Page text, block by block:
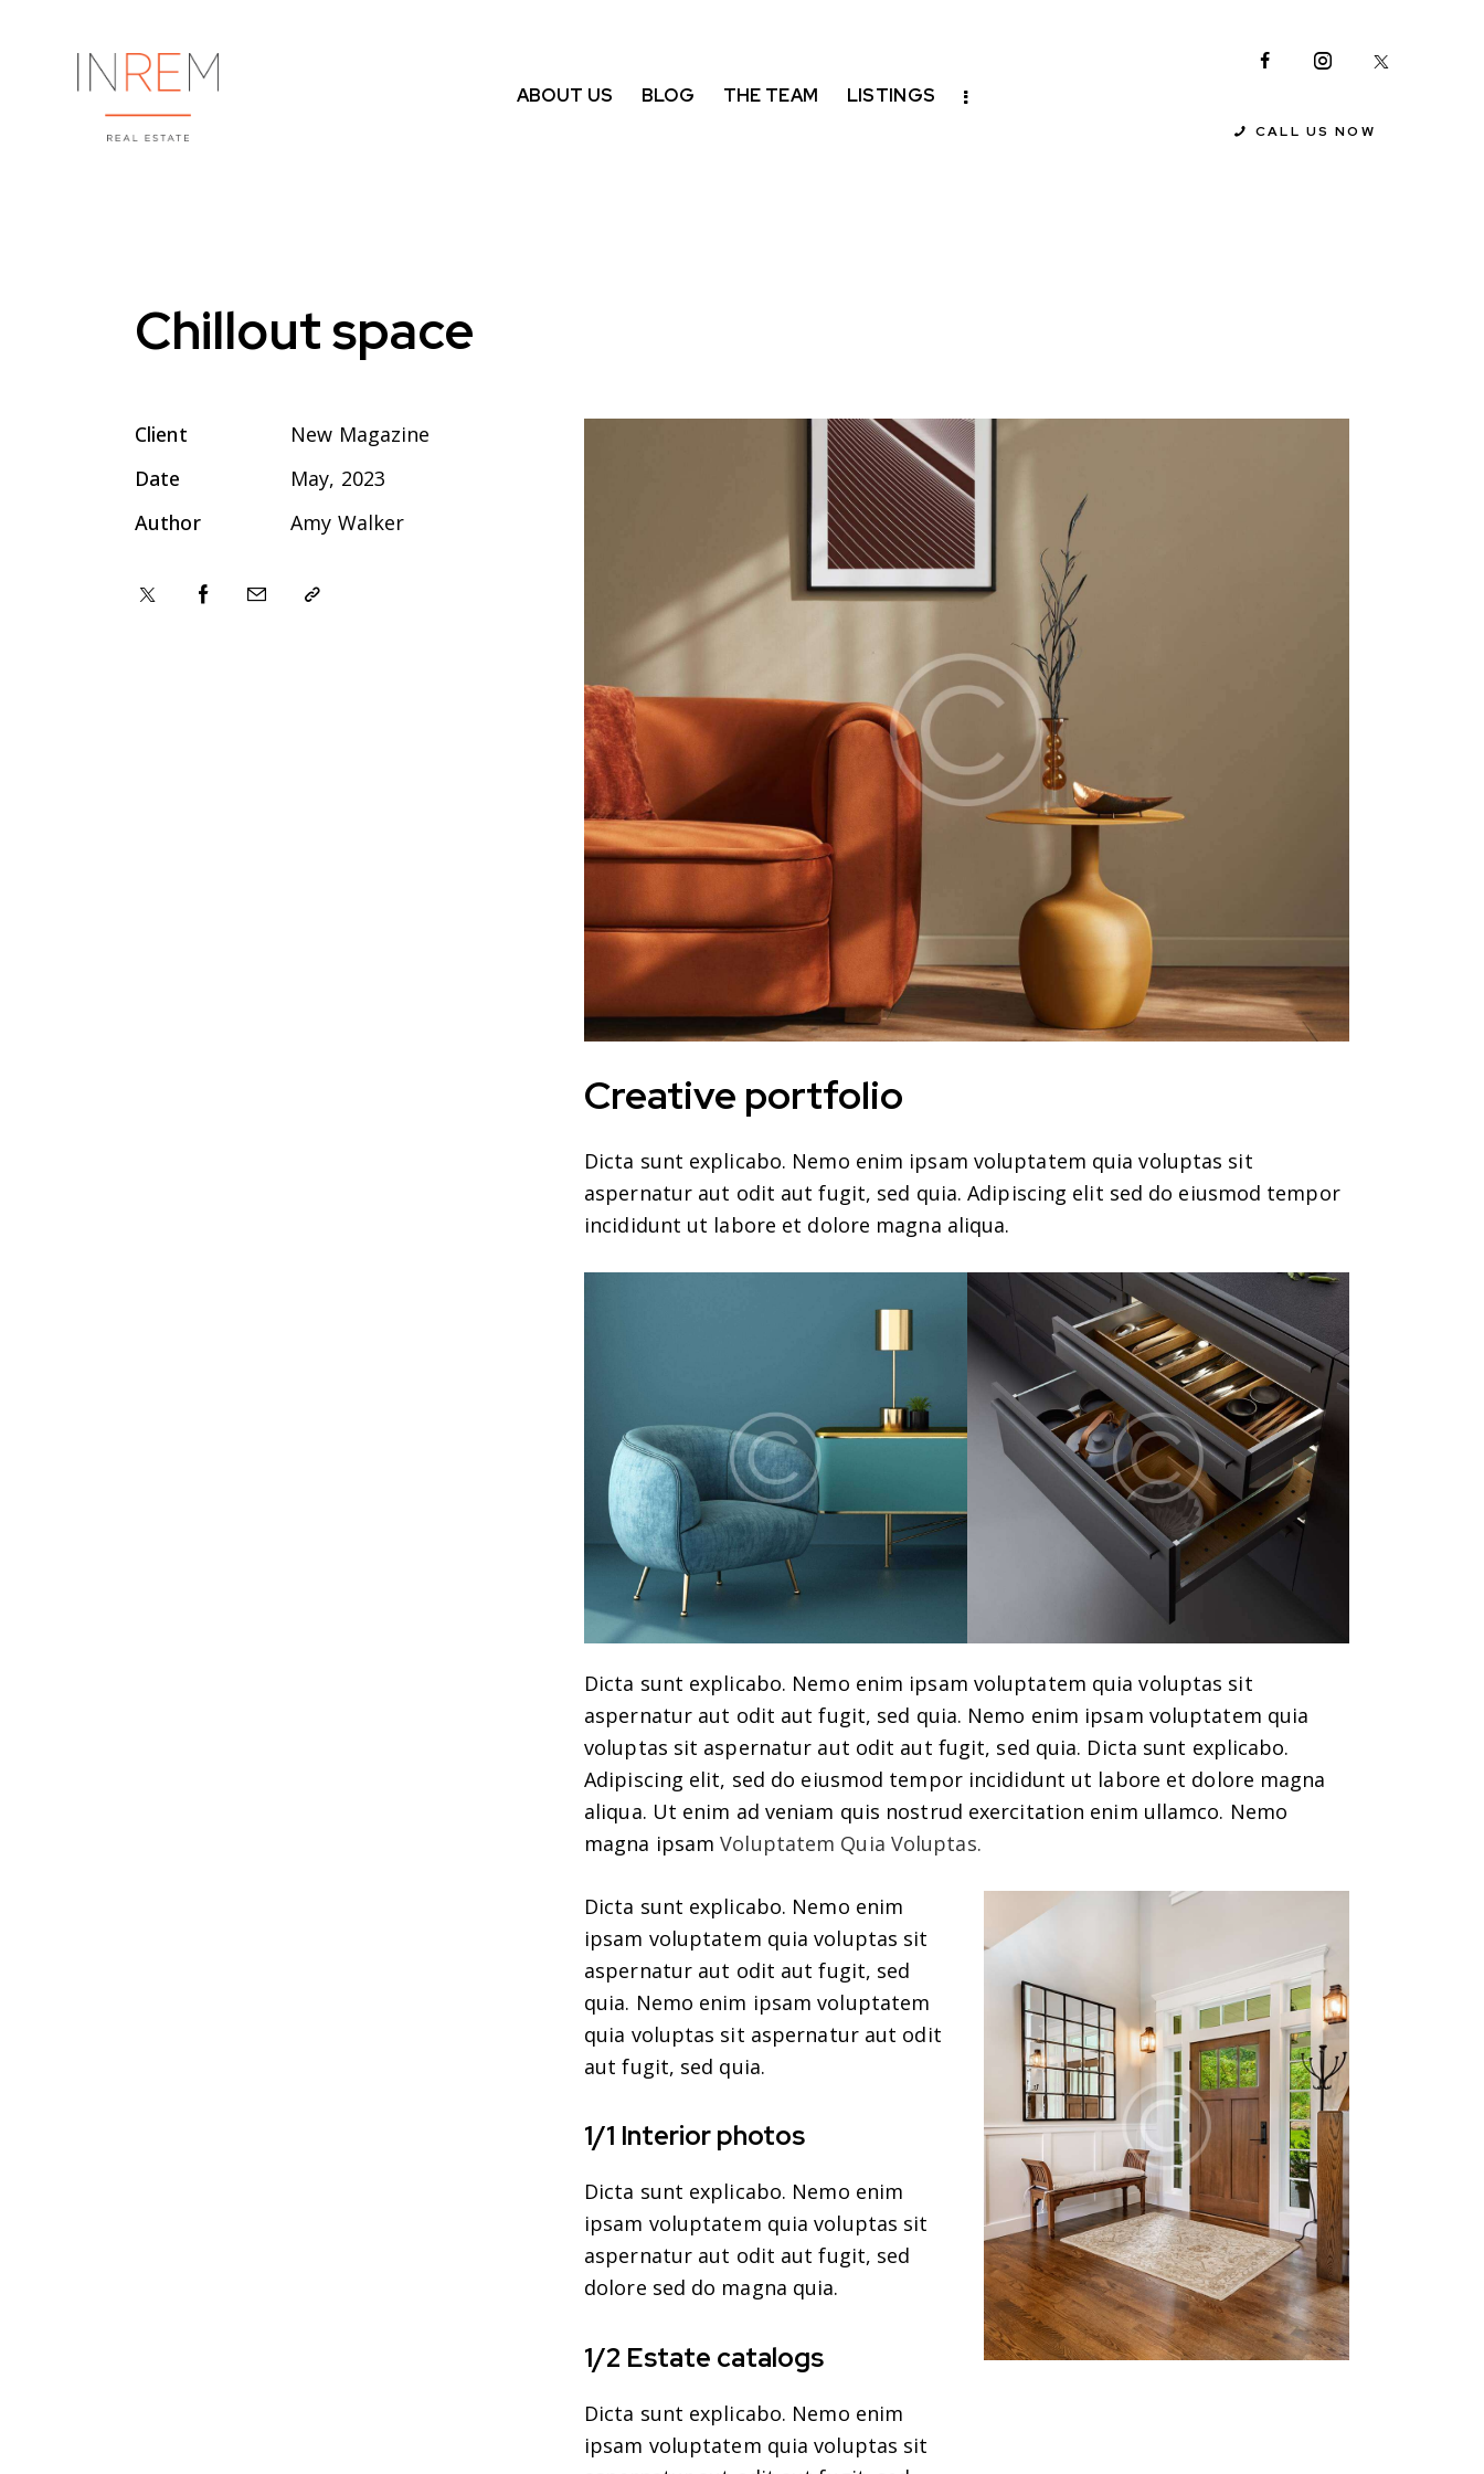
ABOUT US BLOG THE TEAM LISTINGS
CALL US NOW
Chillout space
Client
New Magazine
Date
May, 2023
Author
Amy Walker
Creative portfolio
Dicta sunt explicabo. Nemo enim ipsam voluptatem quia voluptas sit
aspernatur aut odit aut fugit, sed quia. Adipiscing elit sed do eiusmod tempor
incididunt ut labore et dolore magna aliqua.
Dicta sunt explicabo. Nemo enim ipsam voluptatem quia voluptas sit
aspernatur aut odit aut fugit, sed quia. Nemo enim ipsam voluptatem quia
voluptas sit aspernatur aut odit aut fugit, sed quia. Dicta sunt explicabo.
Adipiscing elit, sed do eiusmod tempor incididunt ut labore et dolore magna
aliqua. Ut enim ad veniam quis nostrud exercitation enim ullamco. Nemo
magna ipsamVoluptatem Quia Voluptas.
Dicta sunt explicabo. Nemo enim
ipsam voluptatem quia voluptas sit
aspernatur aut odit aut fugit, sed
quia. Nemo enim ipsam voluptatem
quia voluptas sit aspernatur aut odit
aut fugit, sed quia.
1/1 Interior photos
Dicta sunt explicabo. Nemo enim
ipsam voluptatem quia voluptas sit
aspernatur aut odit aut fugit, sed
dolore sed do magna quia.
1/2 Estate catalogs
Dicta sunt explicabo. Nemo enim
ipsam voluptatem quia voluptas sit